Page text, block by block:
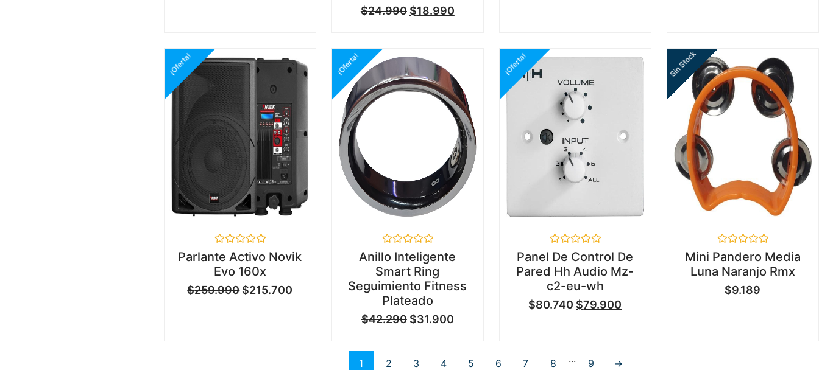
$24.990 $18.990
¡Oferta!
Valorado
en
0
5
Parlante Activo Novik
Evo 160x
$259.990 $215.700
¡Oferta!
Valorado
en
0
5
Anillo Inteligente
Smart Ring
Seguimiento Fitness
Plateado
$42.290 $31.900
¡Oferta!
Valorado
en
0
de
5
Panel De Control De
Pared Hh Audio Mz-
c2-eu-wh
$80.740 $79.900
Sin Stock
Valorado
en
0
Mini Pandero Media
Luna Naranjo Rmx
$9.189
1 2 3 4 5 6 7 8 ... 9 →